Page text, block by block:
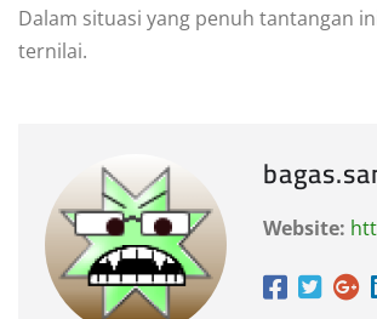
Dalam situasi yang penuh tantangan
ternilai.
Website: